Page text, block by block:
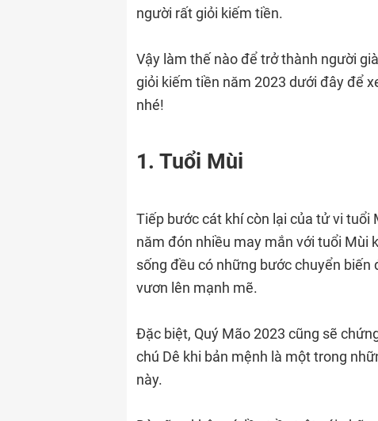
người rất giỏi kiếm tiền.
Vậy làm thế nào để trở thành người
giỏi kiếm tiền năm 2023 dưới đây để
nhé!
1. Tuổi Mùi
Tiếp bước cát khí còn lại của tử vi
năm đón nhiều may mắn với tuổi Mùi
sống đều có những bước chuyển
vươn lên mạnh mẽ.
Đặc biệt, Quý Mão 2023 cũng sẽ
chú Dê khi bản mệnh là một trong
này.